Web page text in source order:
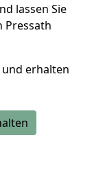
lassen Sie
Pressath
und erhalten